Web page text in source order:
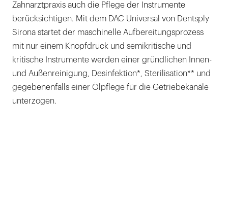
Zahnarztpraxis auch die Pflege der Instrumente
berücksichtigen. Mit dem DAC Universal von Dentsply
Sirona startet der maschinelle Aufbereitungsprozess
mit nur einem Knopfdruck und semikritische und
kritische Instrumente werden einer gründlichen Innen-
und Außenreinigung, Desinfektion*, Sterilisation** und
gegebenenfalls einer Ölpflege für die Getriebekanäle
unterzogen.